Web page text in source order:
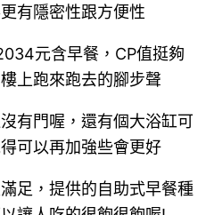
有隱密性跟方便性
元含早餐，CP值挺夠
上跑來跑去的腳步聲
有門喔，還有個大浴缸可
可以再加強些會更好
足，提供的自助式早餐種